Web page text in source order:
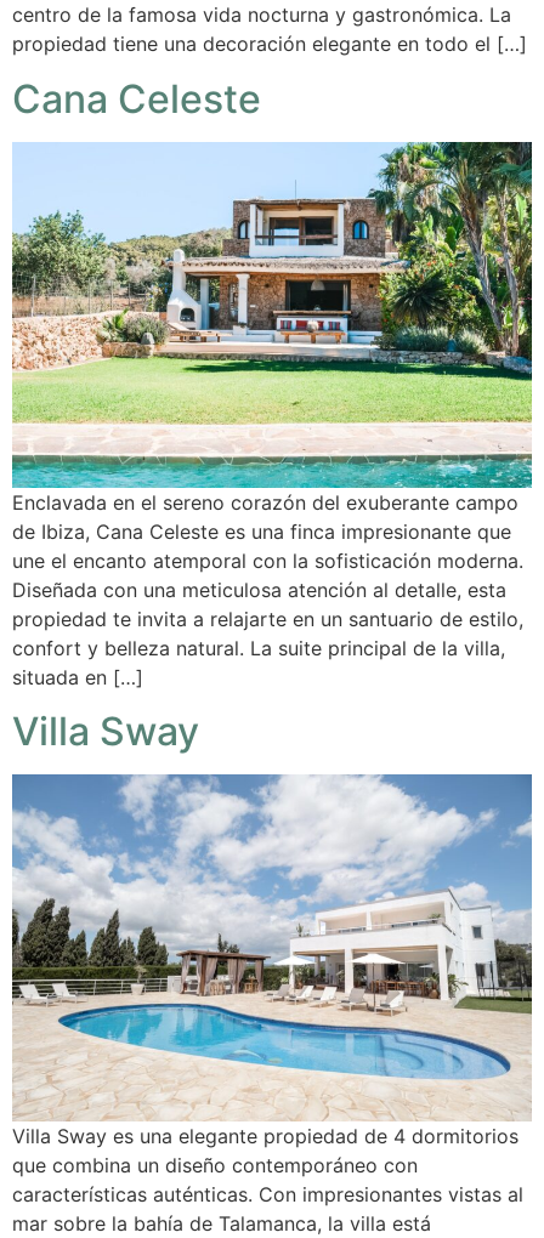
centro de la famosa vida nocturna y gastronómica. La
propiedad tiene una decoración elegante en todo el […]
Cana Celeste
Enclavada en el sereno corazón del exuberante campo
de Ibiza, Cana Celeste es una finca impresionante que
une el encanto atemporal con la sofisticación moderna.
Diseñada con una meticulosa atención al detalle, esta
propiedad te invita a relajarte en un santuario de estilo,
confort y belleza natural. La suite principal de la villa,
situada en […]
Villa Sway
Villa Sway es una elegante propiedad de 4 dormitorios
que combina un diseño contemporáneo con
características auténticas. Con impresionantes vistas al
mar sobre la bahía de Talamanca, la villa está